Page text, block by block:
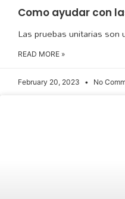
Como ayudar con
Las pruebas unitarias
READ MORE »
February 20, 2023 No